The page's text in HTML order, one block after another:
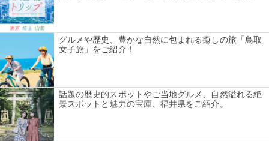
グルメや歴史、豊かな自然に包まれる癒しの旅「鳥取
女子旅」をご紹介！
話題の歴史的スポットやご当地グルメ、自然溢れる絶
景スポットと魅力の宝庫、福井県をご紹介。